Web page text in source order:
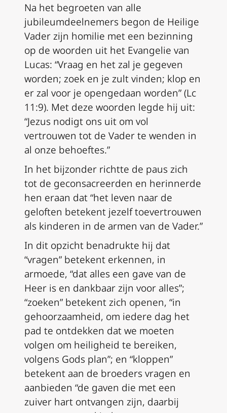
Na het begroeten van alle
jubileumdeelnemers begon de Heilige
Vader zijn homilie met een bezinning
op de woorden uit het Evangelie van
Lucas: “Vraag en het zal je gegeven
worden; zoek en je zult vinden; klop en
er zal voor je opengedaan worden” (Lc
11:9). Met deze woorden legde hij uit:
“Jezus nodigt ons uit om vol
vertrouwen tot de Vader te wenden in
al onze behoeftes.”
In het bijzonder richtte de paus zich
tot de geconsacreerden en herinnerde
hen eraan dat “het leven naar de
geloften betekent jezelf toevertrouwen
als kinderen in de armen van de Vader.”
In dit opzicht benadrukte hij dat
“vragen” betekent erkennen, in
armoede, “dat alles een gave van de
Heer is en dankbaar zijn voor alles”;
“zoeken” betekent zich openen, “in
gehoorzaamheid, om iedere dag het
pad te ontdekken dat we moeten
volgen om heiligheid te bereiken,
volgens Gods plan”; en “kloppen”
betekent aan de broeders vragen en
aanbieden “de gaven die met een
zuiver hart ontvangen zijn, daarbij